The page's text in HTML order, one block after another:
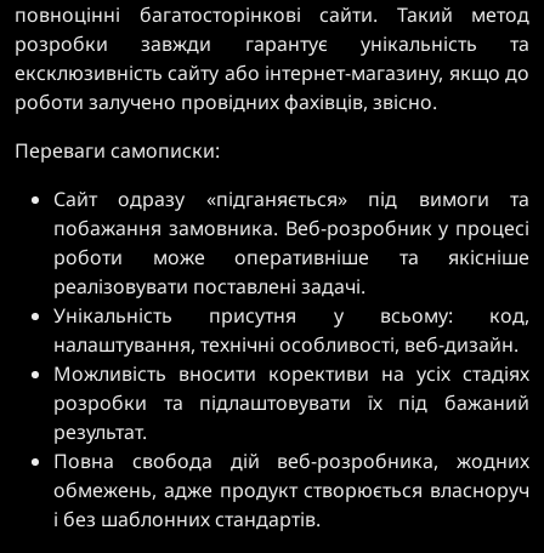
повноцінні багатосторінкові сайти. Такий метод
розробки завжди гарантує унікальність та
ексклюзивність сайту або інтернет-магазину, якщо до
роботи залучено провідних фахівців, звісно.
Переваги самописки:
Сайт одразу «підганяється» під вимоги та
побажання замовника. Веб-розробник у процесі
роботи може оперативніше та якісніше
реалізовувати поставлені задачі.
Унікальність присутня у всьому: код,
налаштування, технічні особливості, веб-дизайн.
Можливість вносити корективи на усіх стадіях
розробки та підлаштовувати їх під бажаний
результат.
Повна свобода дій веб-розробника, жодних
обмежень, адже продукт створюється власноруч
і без шаблонних стандартів.